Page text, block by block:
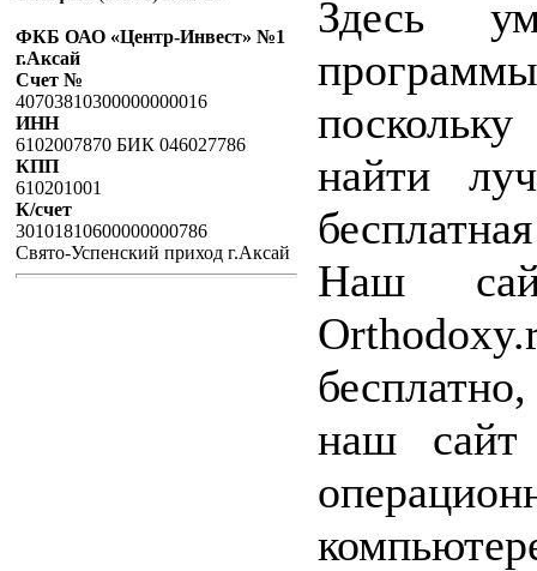
ФКБ ОАО «Центр-Инвест» №1
г.Аксай
Счет №
40703810300000000016
ИНН
6102007870 БИК 046027786
КПП
610201001
К/счет
30101810600000000786
Свято-Успенский приход г.Аксай
Здесь
найти
Наш
наш сайт